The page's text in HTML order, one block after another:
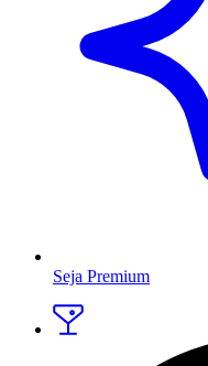
Seja Premium